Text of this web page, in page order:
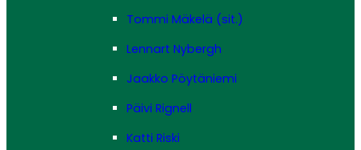
Tommi Mäkelä (sit.)
Lennart Nybergh
Jaakko Pöytäniemi
Päivi Rignell
Katti Riski